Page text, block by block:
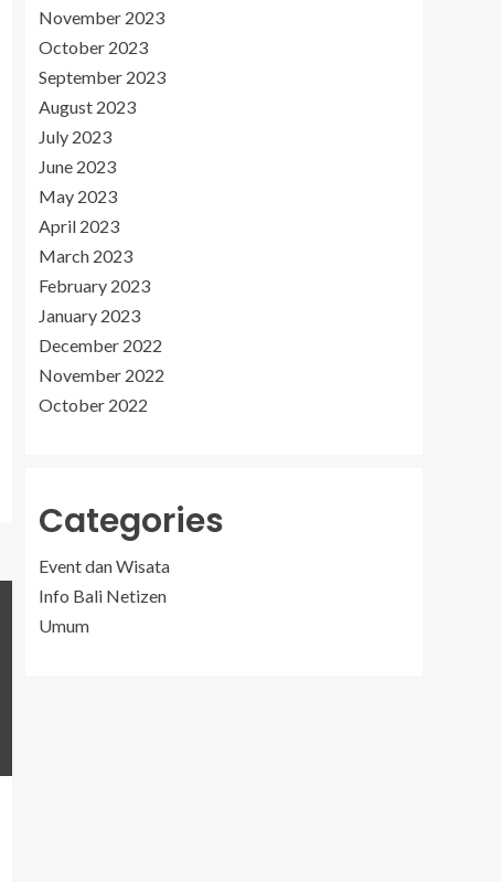
November 2023
October 2023
September 2023
August 2023
July 2023
June 2023
May 2023
April 2023
March 2023
February 2023
January 2023
December 2022
November 2022
October 2022
Categories
Event dan Wisata
Info Bali Netizen
Umum